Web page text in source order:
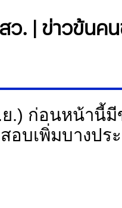
. | ข่าวข้นค
ย.) ก่อนหน้านี้
บเพิ่มบางปร